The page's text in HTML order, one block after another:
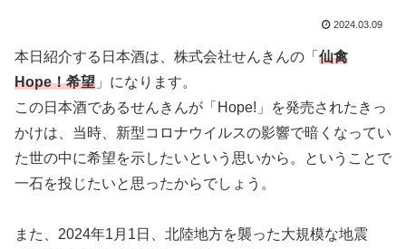
2024.03.09
本日紹介する日本酒は、株式会社せんきんの「 仙禽
Hope！希望 」になります。
この日本酒であるせんきんが「Hope!」を発売されたきっ
かけは、当時、新型コロナウイルスの影響で暗くなってい
た世の中に希望を示したいという思いから。ということで
一石を投じたいと思ったからでしょう。
また、2024年1月1日、北陸地方を襲った大規模な地震